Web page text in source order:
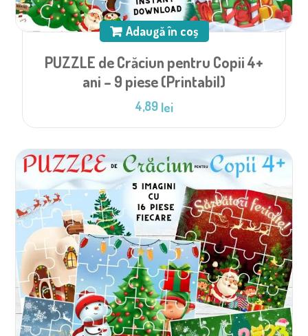
Adaugă în coș
PUZZLE de Crăciun pentru Copii 4+
ani – 9 piese (Printabil)
4,89 lei